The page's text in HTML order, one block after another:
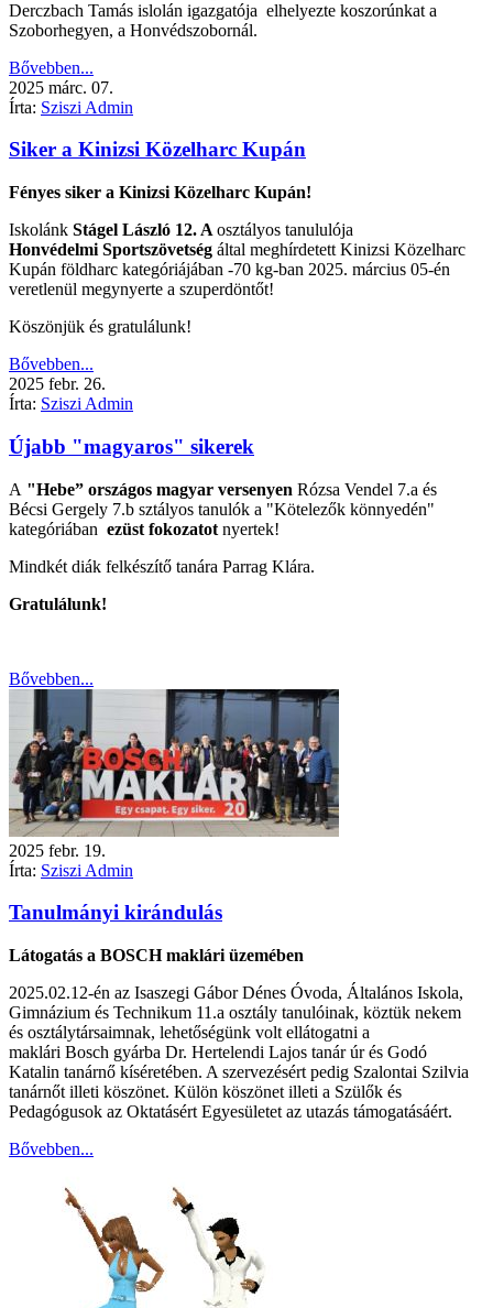
Derczbach Tamás islolán igazgatója elhelyezte koszorúnkat a
Szoborhegyen, a Honvédszobornál.
Bővebben...
2025 márc. 07.
Írta: Sziszi Admin
Siker a Kinizsi Közelharc Kupán
Fényes siker a Kinizsi Közelharc Kupán!
Iskolánk Stágel László 12. A osztályos tanululója
Honvédelmi Sportszövetség által meghírdetett Kinizsi Közelharc
Kupán földharc kategóriájában -70 kg-ban 2025. március 05-én
veretlenül megynyerte a szuperdöntőt!
Köszönjük és gratulálunk!
Bővebben...
2025 febr. 26.
Írta: Sziszi Admin
Újabb "magyaros" sikerek
A "Hebe” országos magyar versenyen Rózsa Vendel 7.a és
Bécsi Gergely 7.b sztályos tanulók a "Kötelezők könnyedén"
kategóriában ezüst fokozatot nyertek!
Mindkét diák felkészítő tanára Parrag Klára.
Gratulálunk!
Bővebben...
2025 febr. 19.
Írta: Sziszi Admin
Tanulmányi kirándulás
Látogatás a BOSCH maklári üzemében
2025.02.12-én az Isaszegi Gábor Dénes Óvoda, Általános Iskola,
Gimnázium és Technikum 11.a osztály tanulóinak, köztük nekem
és osztálytársaimnak, lehetőségünk volt ellátogatni a
maklári Bosch gyárba Dr. Hertelendi Lajos tanár úr és Godó
Katalin tanárnő kíséretében. A szervezésért pedig Szalontai Szilvia
tanárnőt illeti köszönet. Külön köszönet illeti a Szülők és
Pedagógusok az Oktatásért Egyesületet az utazás támogatásáért.
Bővebben...